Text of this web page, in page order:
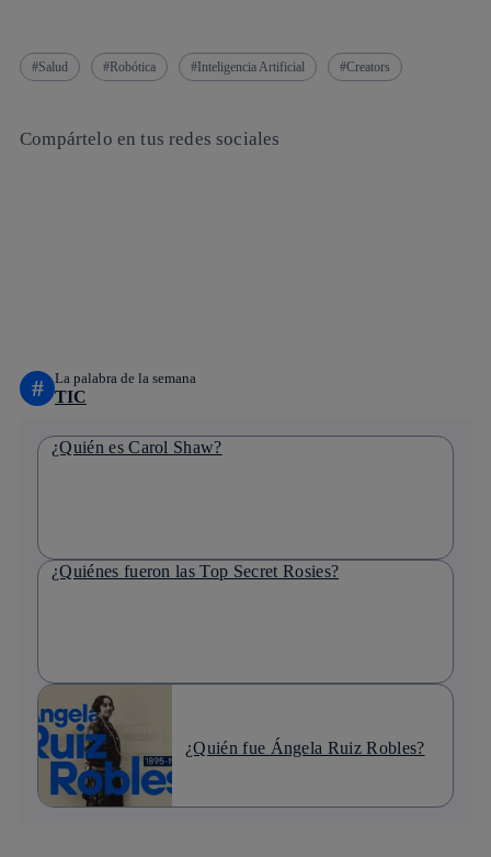
Salud Robótica Inteligencia Artificial Creators
Compártelo en tus redes sociales
# La palabra de la semana
TIC
¿Quién es Carol Shaw?
¿Quiénes fueron las Top Secret Rosies?
¿Quién fue Ángela Ruiz Robles?